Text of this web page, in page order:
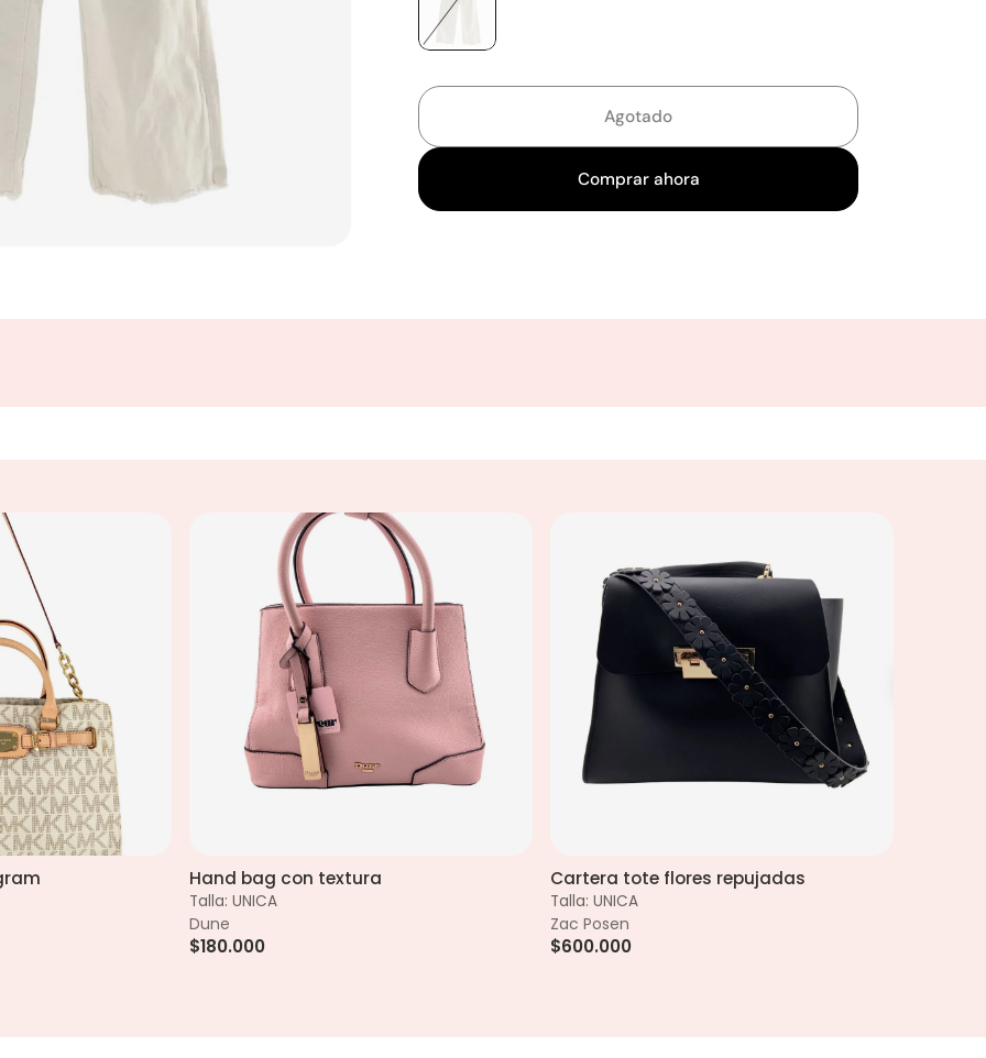
Agotado
Comprar ahora
Vista rápida
Hand bag con textura
Talla: UNICA
Dune
$180.000
Vista rápida
Cartera tote flores repujadas
Talla: UNICA
Zac Posen
$600.000